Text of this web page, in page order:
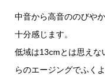
中音から高音ののびや
十分感じます。
低域は13cmとは思えな
らのエージングでふく